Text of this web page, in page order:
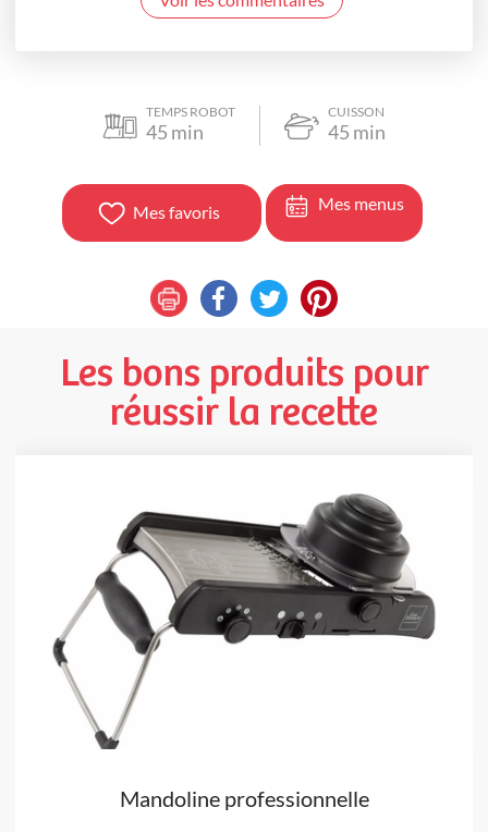
TEMPS ROBOT
45 min
CUISSON
45 min
Mes favoris Mes menus
Les bons produits pour
réussir la recette
Mandoline professionnelle